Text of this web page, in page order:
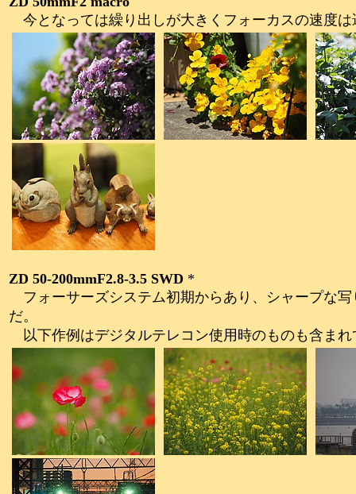
今となっては繰り出しが大きくフォーカスの速度
ZD 50-200mmF2.8-3.5 SWD *
フォーサーズシステム初期からあり、シャープな
だ。
以下作例はデジタルテレコン使用時のものも含ま